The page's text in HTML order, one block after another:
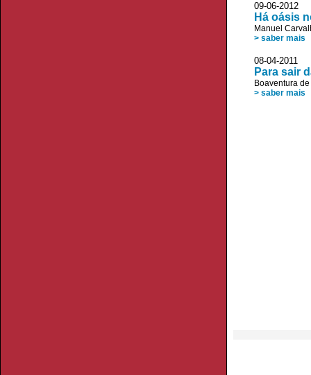
09-06-2012
Há oásis
Manuel
> saber mais
08-04-
Para sair
Boaventura
> saber mais